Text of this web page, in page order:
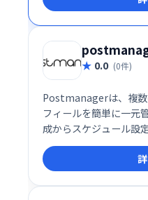
0.0 (0件)
Postmanagerは、複数
フィールを簡単に一元
成からスケジュール設
サポート。どなたでも
を実現できます。